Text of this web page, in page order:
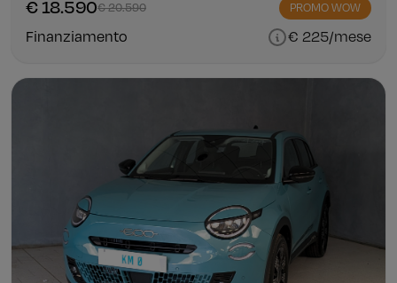
€ 18.590€ 20.590 PROMO WOW
Finanziamento € 225/mese